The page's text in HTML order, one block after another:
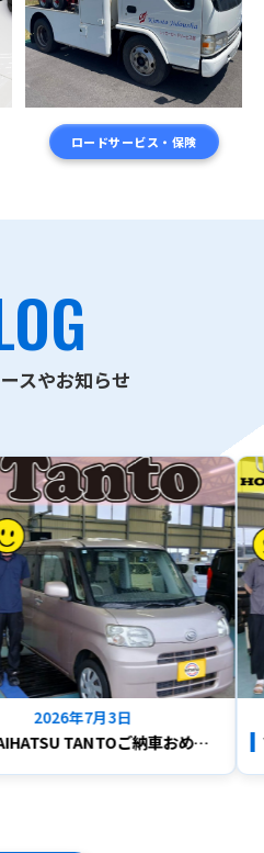
ロードサービス・保険
スやお知らせ
2026年7月3日
Y様 DAIHATSU TANTOご納車おめでとうございます！